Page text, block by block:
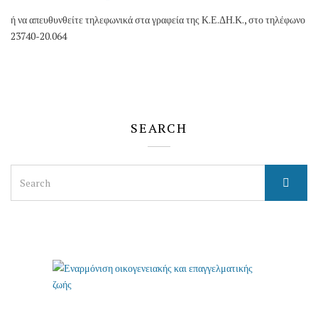
ή να απευθυνθείτε τηλεφωνικά στα γραφεία της Κ.Ε.ΔΗ.Κ., στο τηλέφωνο
23740-20.064
SEARCH
for: